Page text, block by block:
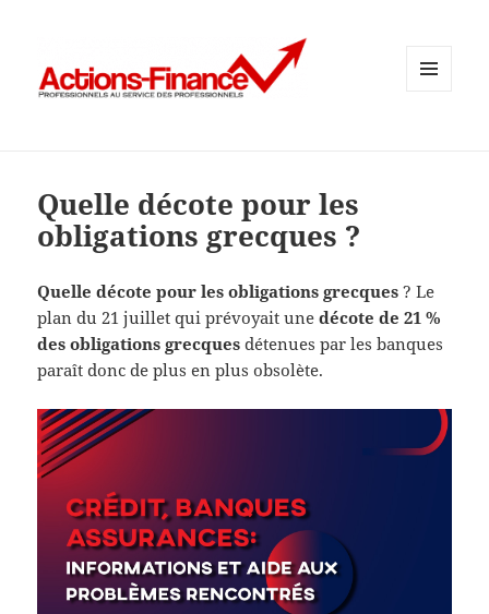
Quelle décote pour les
obligations grecques ?
Quelle décote pour les obligations grecques ? Le
plan du 21 juillet qui prévoyait une décote de 21 %
des obligations grecques détenues par les banques
paraît donc de plus en plus obsolète.